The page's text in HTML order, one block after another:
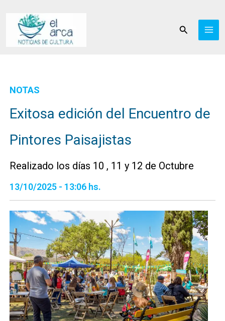
contenido
Buscar
NOTAS
Exitosa edición del Encuentro de
Pintores Paisajistas
Realizado los días 10 , 11 y 12 de Octubre
13/10/2025 - 13:06 hs.